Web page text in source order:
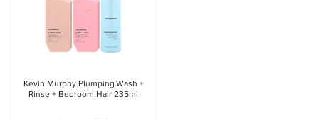
Kevin Murphy Plumping.Wash +
Rinse + Bedroom.Hair 235ml